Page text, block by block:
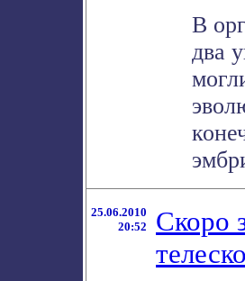
В
два
25.06.2010
20:52
Скоро